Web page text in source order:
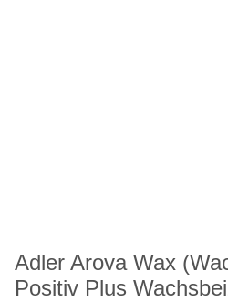
Adler Arova Wax
Positiv Plus